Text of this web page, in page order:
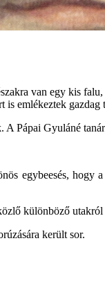
van egy kis
emlékeztek
Pápai Gyuláné
egybeesés, hogy
különböző
került sor.